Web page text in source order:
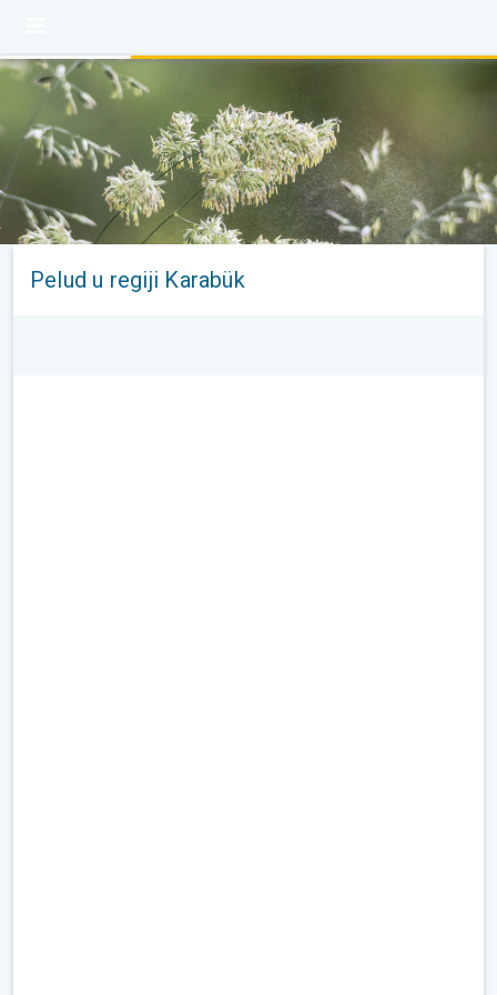
Pelud u regiji Karabük